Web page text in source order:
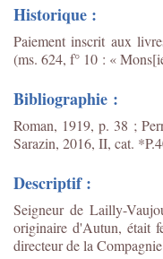
Historique :
Paiement inscrit aux
(ms. 624, f° 10 : «
Bibliographie :
Roman, 1919, p. 38 ;
Sarazin, 2016, II, cat.
Descriptif :
Seigneur de Lailly-
originaire d'Autun, était
directeur de la